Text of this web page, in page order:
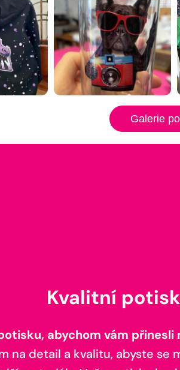
Galerie
Kvalitní
abychom vám
na detail a kvalitu, abyste